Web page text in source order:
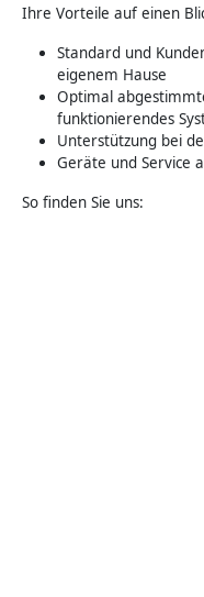
Ihre Vorteile auf einen
Standard und
eigenem Hause
Optimal
funktionierendes
Unterstützung bei
Geräte und Service
So finden Sie uns: